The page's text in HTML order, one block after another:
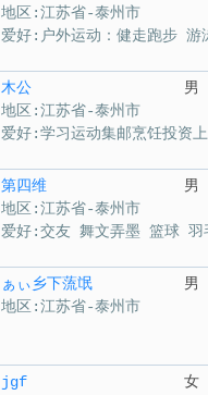
地区:江苏省-泰州市
爱好:户外运动：健走跑步
木公 男
地区:江苏省-泰州市
爱好:学习运动集邮烹饪投资上
第四维 男
地区:江苏省-泰州市
爱好:交友 舞文弄墨 篮球 羽
ぁぃ乡下蓅氓 男
地区:江苏省-泰州市
jgf 女